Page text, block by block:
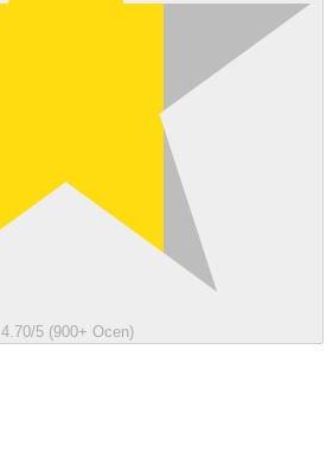
4.70/5 (900+ Ocen)